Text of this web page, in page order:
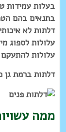
בעלות עמידות
בתנאים בהם
דלתות לא
עלולות לספוג
עלולות
דלתות ברמת גן
ממה